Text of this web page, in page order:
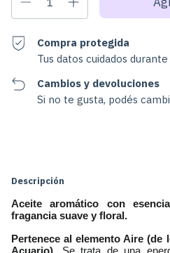
Compra protegida
Tus datos cuidados
Cambios y devoluciones
Si no te gusta, podés
Descripción
Aceite aromático con
fragancia suave y floral.
Pertenece al elemento Aire